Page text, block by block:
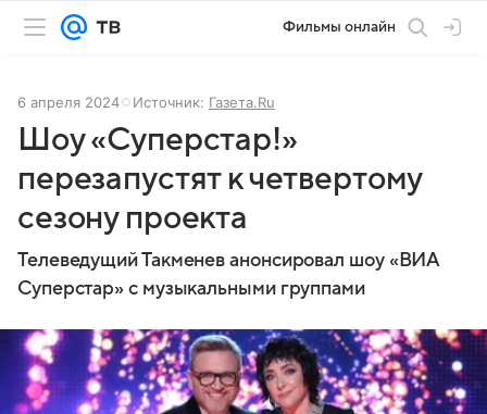
Фильмы онлайн
6 апреля 2024 Источник: Газета.Ru
Шоу «Суперстар!»
перезапустят к четвертому
сезону проекта
Телеведущий Такменев анонсировал шоу «ВИА
Суперстар» с музыкальными группами